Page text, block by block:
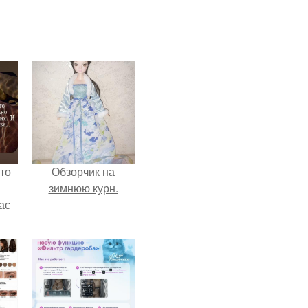
в
Обзорчик на
зимнюю курн.